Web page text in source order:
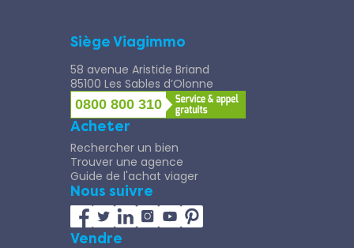
Siège Viagimmo
58 avenue Aristide Briand
85100 Les Sables d’Olonne
0800 800 310
Acheter
Rechercher un bien
Trouver une agence
Guide de l'achat viager
Nous suivre
Vendre